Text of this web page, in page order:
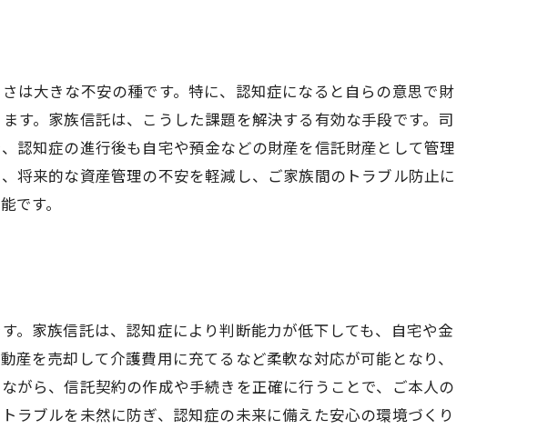
は大きな不安の種です。特に、認知症になると自らの意思で財
す。家族信託は、こうした課題を解決する有効な手段です。司
認知症の進行後も自宅や預金などの財産を信託財産として管理
将来的な資産管理の不安を軽減し、ご家族間のトラブル防止に
です。
。家族信託は、認知症により判断能力が低下しても、自宅や金
を売却して介護費用に充てるなど柔軟な対応が可能となり、
がら、信託契約の作成や手続きを正確に行うことで、ご本人の
ラブルを未然に防ぎ、認知症の未来に備えた安心の環境づくり